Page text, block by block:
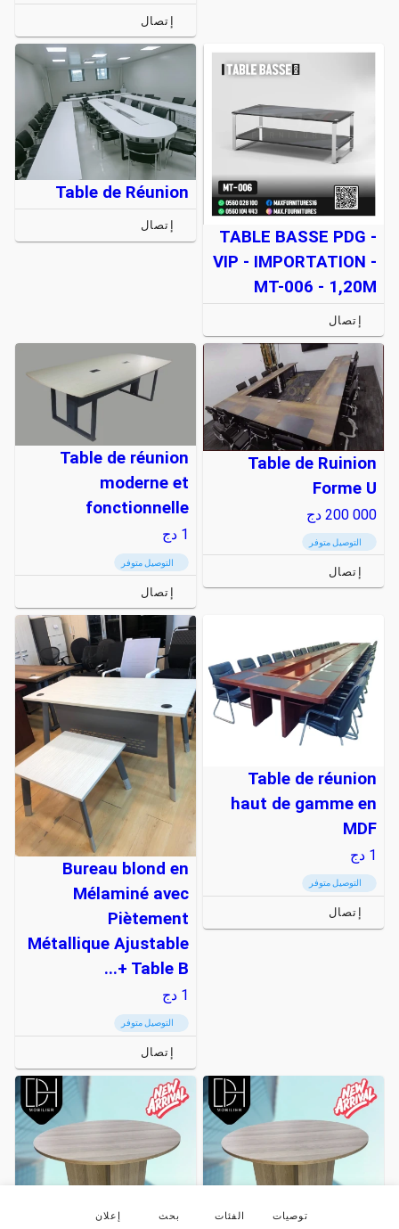
إتصال
TABLE BASSE PDG -
VIP - IMPORTATION -
MT-006 - 1,20M
إتصال
Table de Réunion
إتصال
Table de Ruinion
Forme U
200 000 دج
التوصيل متوفر
إتصال
Table de réunion
moderne et
fonctionnelle
1 دج
التوصيل متوفر
إتصال
Table de réunion
haut de gamme en
MDF
1 دج
التوصيل متوفر
إتصال
Bureau blond en
Mélaminé avec
Piètement
Métallique Ajustable
+ Table B...
1 دج
التوصيل متوفر
إتصال
توصيات الفئات بحث إعلان